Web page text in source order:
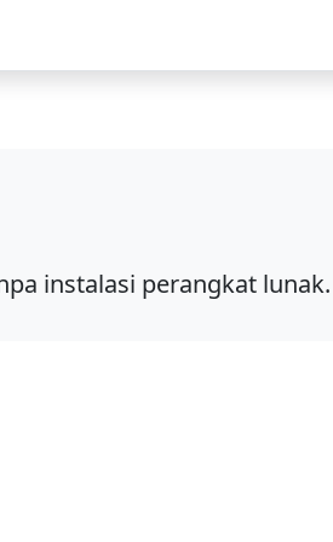
instalasi perangkat lunak.